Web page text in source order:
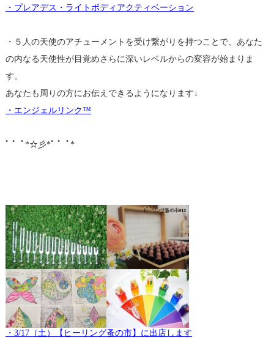
・プレアデス・ライトボディアクティベーション
・５人の天使のアチューメントを受け繋がりを持つことで、あなた
の内なる天使性が目覚めさらに深いレベルからの変容が始まりま
す。
あなたも周りの方にお伝えできるようになります↓
・エンジェルリンク™
ﾟ ゜ﾟ*☆彡*ﾟ ゜ﾟ*
・3/17（土）【ヒーリング蚤の市】に出店します